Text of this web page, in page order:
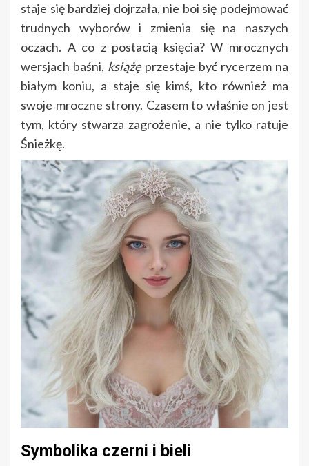
staje się bardziej dojrzała, nie boi się podejmować
trudnych wyborów i zmienia się na naszych
oczach. A co z postacią księcia? W mrocznych
wersjach baśni, książęprzestaje być rycerzem na
białym koniu, a staje się kimś, kto również ma
swoje mroczne strony. Czasem to właśnie on jest
tym, który stwarza zagrożenie, a nie tylko ratuje
Śnieżkę.
Symbolika czerni i bieli